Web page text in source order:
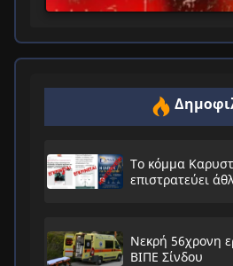
Το κόμμα
επιστρατεύει
Νεκρή 56χρονη
ΒΙΠΕ Σίνδου